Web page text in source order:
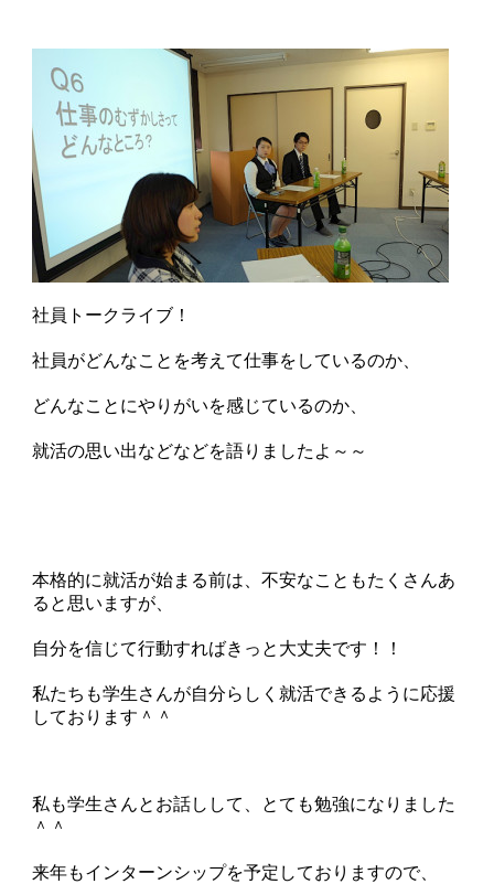
社員トークライブ！
社員がどんなことを考えて仕事をしているのか、
どんなことにやりがいを感じているのか、
就活の思い出などなどを語りましたよ～～
本格的に就活が始まる前は、不安なこともたくさんあ
ると思いますが、
自分を信じて行動すればきっと大丈夫です！！
私たちも学生さんが自分らしく就活できるように応援
しております＾＾
私も学生さんとお話しして、とても勉強になりました
＾＾
来年もインターンシップを予定しておりますので、